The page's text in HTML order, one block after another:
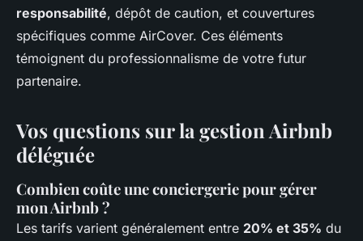
responsabilité, dépôt de caution, et couvertures
spécifiques comme AirCover. Ces éléments
témoignent du professionnalisme de votre futur
partenaire.
Vos questions sur la gestion Airbnb
déléguée
Combien coûte une conciergerie pour gérer
mon Airbnb ?
Les tarifs varient généralement entre 20% et 35% du